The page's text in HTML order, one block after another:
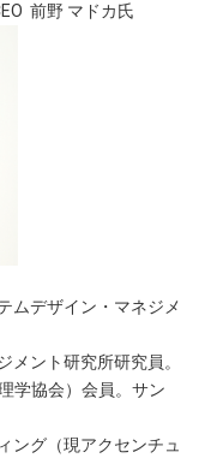
前野 マドカ氏
デザイン・マネジメ
ント研究所研究員。
協会）会員。サン
グ（現アクセンチュ